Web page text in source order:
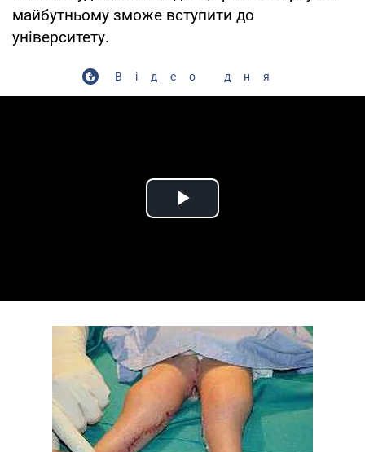
майбутньому зможе вступити до
університету.
Відео дня
Play Video